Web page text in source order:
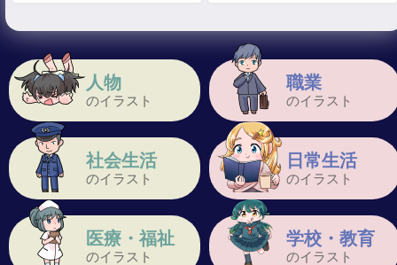
人物
のイラスト
職業
のイラスト
社会生活
のイラスト
日常生活
のイラスト
医療・福祉
のイラスト
学校・教育
のイラスト